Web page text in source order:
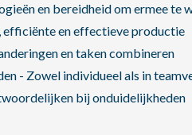
en bereidheid om ermee te
efficiënte en effectieve productie
en taken combineren
- Zowel individueel als in
bij onduidelijkheden